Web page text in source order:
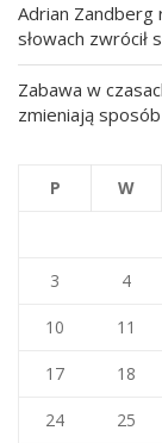
Adrian Zandberg
słowach zwrócił
Zabawa w
zmieniają
P W
3 4
10 11
17 18
24 25